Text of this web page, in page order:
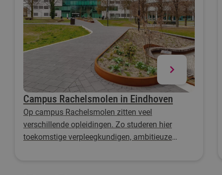
Campus Rachelsmolen in Eindhoven
Op campus Rachelsmolen zitten veel
verschillende opleidingen. Zo studeren hier
toekomstige verpleegkundigen, ambitieuze